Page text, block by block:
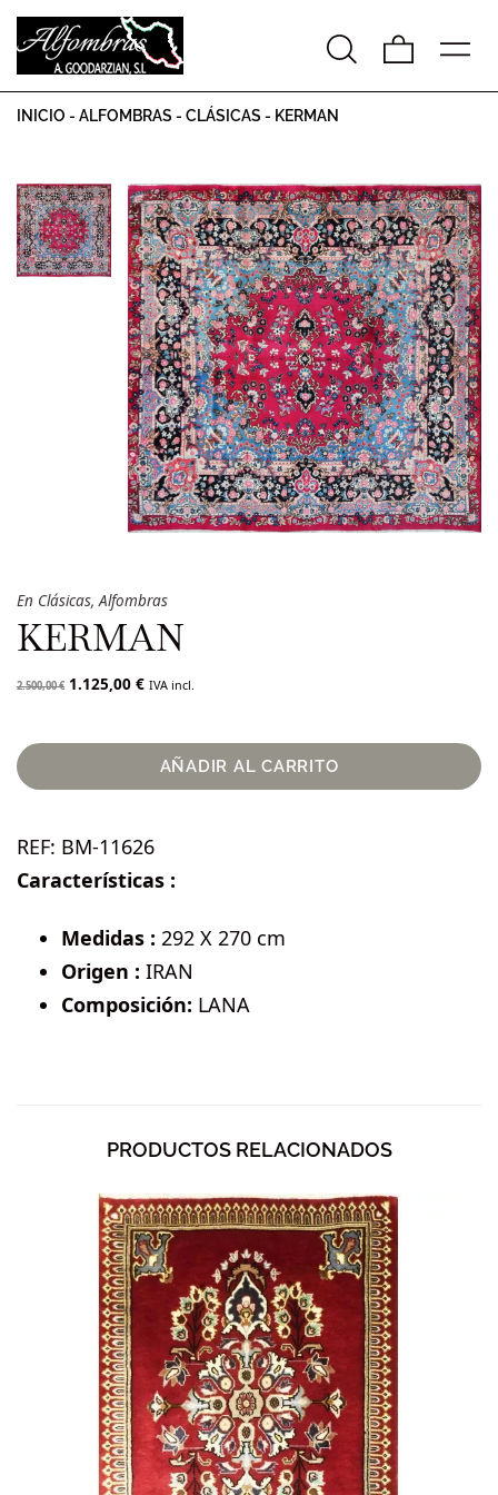
INICIO - ALFOMBRAS - CLÁSICAS - KERMAN
En Clásicas,Alfombras
KERMAN
2.500,00€ 1.125,00 € IVA incl.
AÑADIR AL CARRITO
REF: BM-11626
Características :
Medidas : 292 X 270 cm
Origen : IRAN
Composición: LANA
PRODUCTOS RELACIONADOS